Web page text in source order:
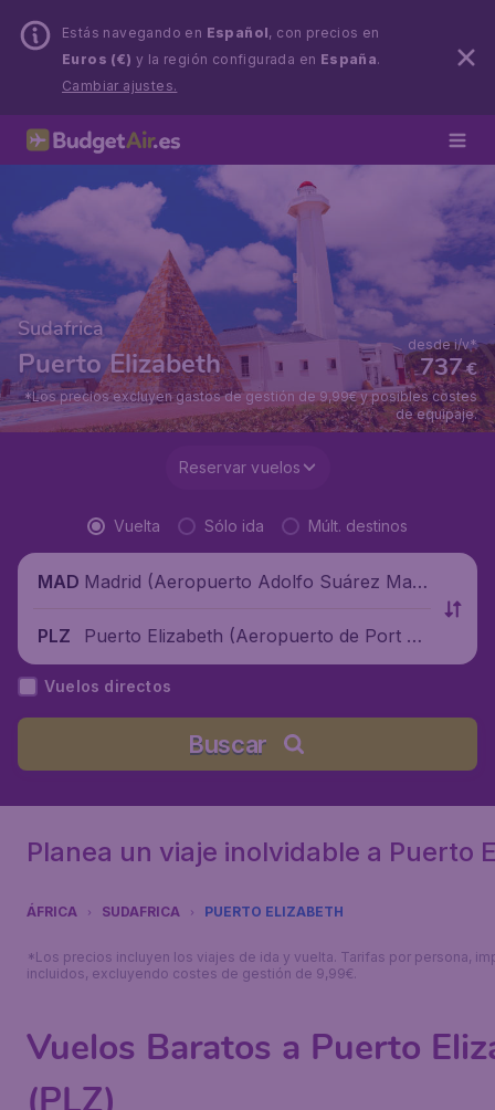
Estás navegando en Español, con precios en
Euros (€) y la región configurada en España.
Cambiar ajustes.
Sudafrica
Puerto Elizabeth €
737
desde i/v*
*Los precios excluyen gastos de gestión de 9,99€ y posibles costes
de equipaje.
Reservar vuelos
Vuelta Sólo ida Múlt. destinos
MAD Madrid (Aeropuerto Adolfo Suárez Madr
PLZ
Puerto Elizabeth (Aeropuerto de Port Eli
zabeth), Sudáfrica
Vuelos directos
Buscar
Planea un viaje inolvidable a Puerto
ÁFRICA SUDAFRICA PUERTO ELIZABETH
*Los precios incluyen los viajes de ida y vuelta. Tarifas por persona,
incluidos, excluyendo costes de gestión de 9,99€.
Vuelos Baratos a Puerto